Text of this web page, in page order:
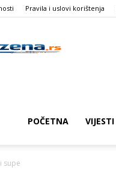
Pravila i uslovi korištenja
POČETNA VIJESTI
supe